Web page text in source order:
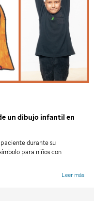
un dibujo infantil en
durante su
para niños con